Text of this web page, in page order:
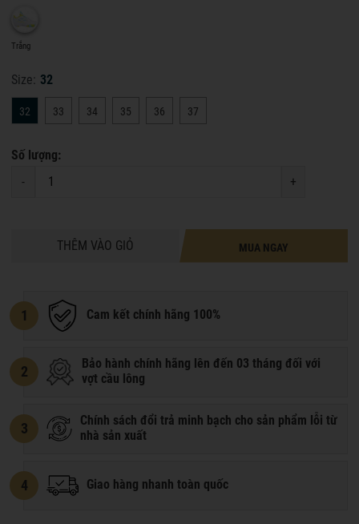
Trắng
Size: 32
32 33 34 35 36 37
Số lượng:
-
+
THÊM VÀO GIỎ MUA NGAY
1 Cam kết chính hãng 100%
2
Bảo hành chính hãng lên đến 03 tháng đối với
vợt cầu lông
3
Chính sách đổi trả minh bạch cho sản phẩm lỗi từ
nhà sản xuất
4 Giao hàng nhanh toàn quốc